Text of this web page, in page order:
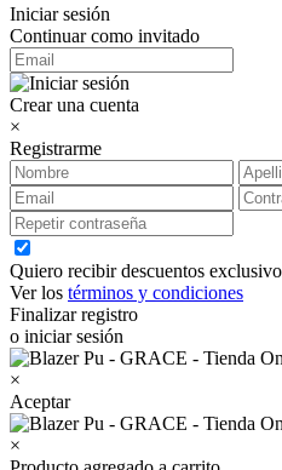
Iniciar sesión
Continuar como invitado
Crear una cuenta
×
Registrarme
Quiero recibir descuentos
Ver los términos y condiciones
Finalizar registro
o iniciar sesión
×
Aceptar
×